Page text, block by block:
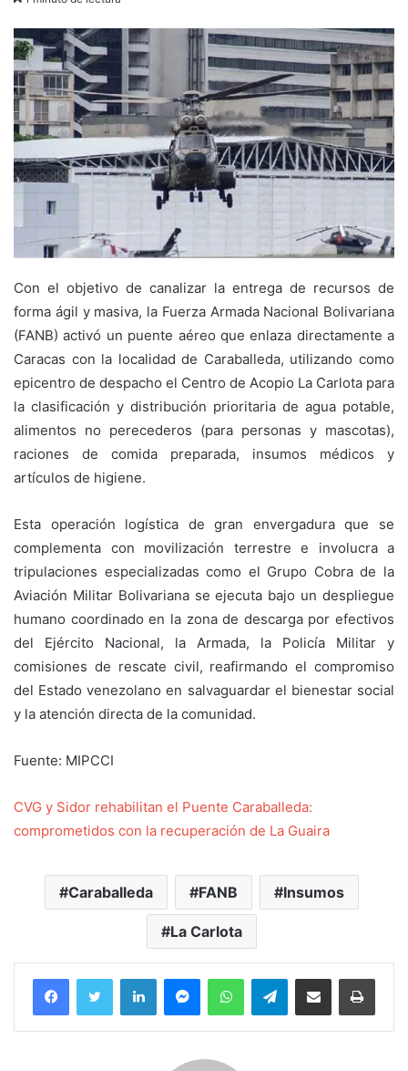
Con el objetivo de canalizar la entrega de recursos de
forma ágil y masiva, la Fuerza Armada Nacional Bolivariana
(FANB) activó un puente aéreo que enlaza directamente a
Caracas con la localidad de Caraballeda, utilizando como
epicentro de despacho el Centro de Acopio La Carlota para
la clasificación y distribución prioritaria de agua potable,
alimentos no perecederos (para personas y mascotas),
raciones de comida preparada, insumos médicos y
artículos de higiene.
Esta operación logística de gran envergadura que se
complementa con movilización terrestre e involucra a
tripulaciones especializadas como el Grupo Cobra de la
Aviación Militar Bolivariana se ejecuta bajo un despliegue
humano coordinado en la zona de descarga por efectivos
del Ejército Nacional, la Armada, la Policía Militar y
comisiones de rescate civil, reafirmando el compromiso
del Estado venezolano en salvaguardar el bienestar social
y la atención directa de la comunidad.
Fuente: MIPCCI
CVG y Sidor rehabilitan el Puente Caraballeda:
comprometidos con la recuperación de La Guaira
Caraballeda FANB Insumos
La Carlota
FacebookTwitter LinkedInMessengerWhatsAppTelegramCompartir por correo electrónico